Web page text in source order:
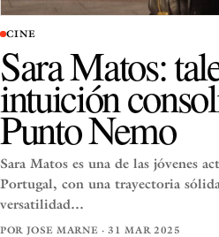
CINE
Sara Matos:
intuición
Punto Nemo
Sara Matos es una de las jóvenes
Portugal, con una trayectoria
versatilidad…
POR JOSE MARNE · 31 MAR 2025